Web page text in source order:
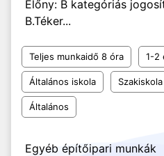
Előny: B kategóriás
B.Téker...
Teljes munkaidő 8 óra 1-2
Általános iskola
Általános
Egyéb építőipari munkák